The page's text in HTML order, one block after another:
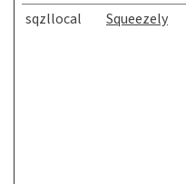
sqzllocal Squeezely